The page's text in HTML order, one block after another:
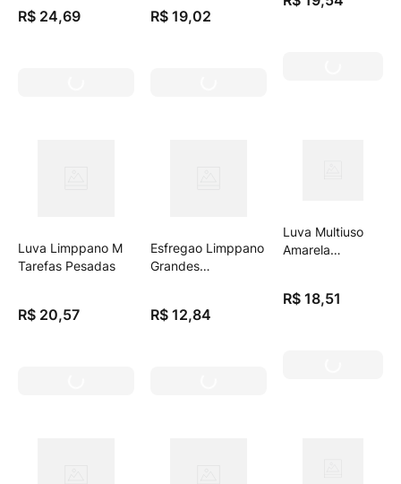
R$ 24,69 R$ 19,02
Luva Limppano M
Tarefas Pesadas
R$ 20,57
Esfregao Limppano
Grandes
R$ 12,84
Luva Multiuso
Amarela
R$ 18,51